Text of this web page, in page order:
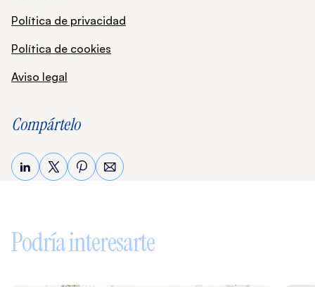
Política de privacidad
Política de cookies
Aviso legal
Compártelo
Podría interesarte